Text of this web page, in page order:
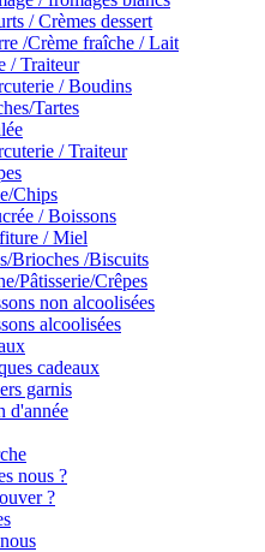
/ Crèmes dessert
/Crème fraîche / Lait
/ Traiteur
/ Boudins
Tartes
/ Traiteur
Chips
/ Boissons
/ Miel
Brioches /Biscuits
Pâtisserie/Crêpes
non alcoolisées
alcoolisées
cadeaux
garnis
d'année
nous ?
?